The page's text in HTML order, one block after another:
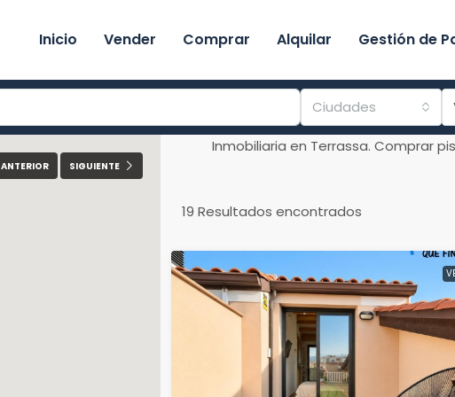
Inicio Vender Comprar Alquilar Gestión de
Ciudades
ANTERIOR SIGUIENTE
Inmobiliaria en Terrassa. Comprar
19 Resultados encontrados